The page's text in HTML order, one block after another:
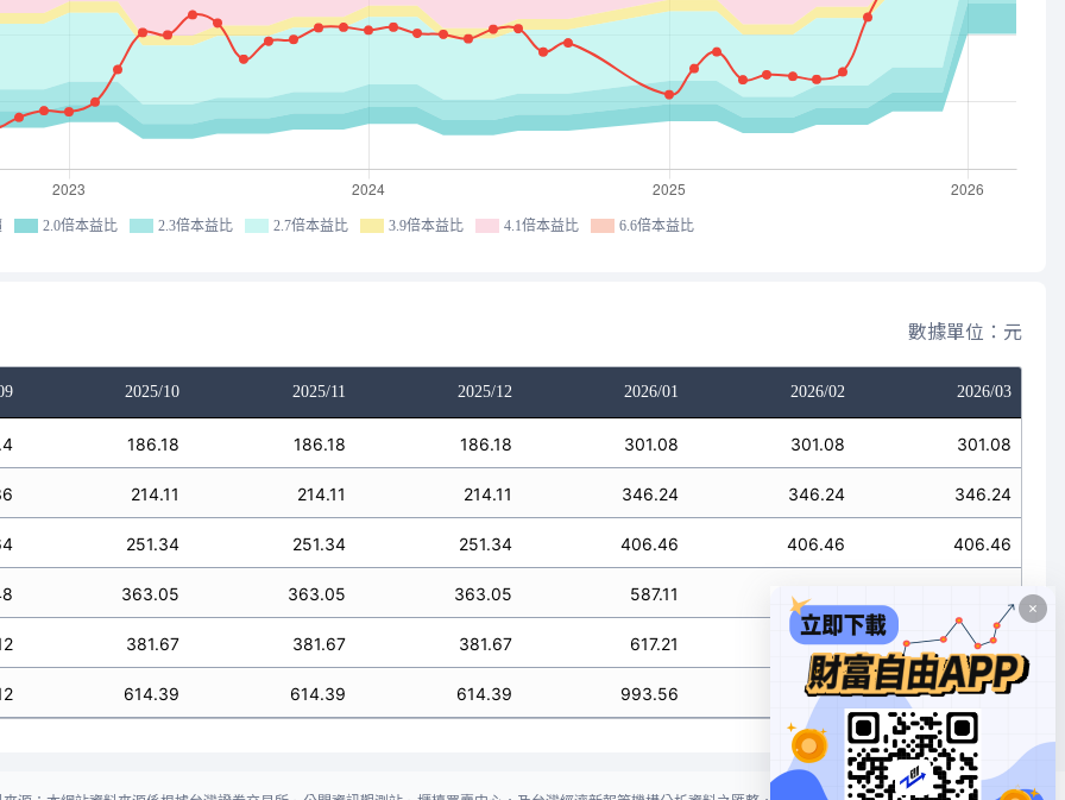
2.0倍本益比 2.3倍本益比 2.7倍本益比 3.9倍本益比 4.1倍本益比 6.6倍本益比
數據單位：元
2025/10 2025/11 2025/12 2026/01 2026/02 2026/03
186.18 186.18 186.18 301.08 301.08 301.08
214.11 214.11 214.11 346.24 346.24 346.24
251.34 251.34 251.34 406.46 406.46 406.46
363.05 363.05 363.05 587.11 587.11
381.67 381.67 381.67 617.21 617.21 617.21
614.39 614.39 614.39 993.56 993.56 993.56